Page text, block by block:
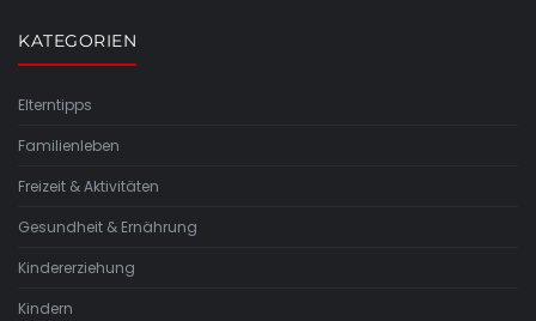
KATEGORIEN
Elterntipps
Familienleben
Freizeit & Aktivitäten
Gesundheit & Ernährung
Kindererziehung
Kindern